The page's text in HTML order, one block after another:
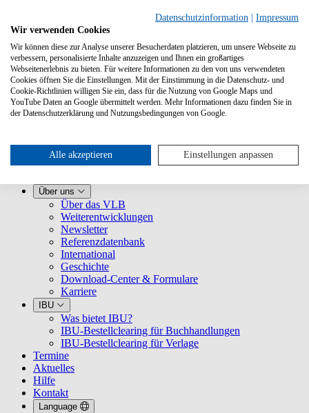
Leistungen
VLB kennenlernen
Für Selfpublisher
Für Dienstleister
Über uns
Über das VLB
Weiterentwicklungen
Newsletter
Referenzdatenbank
International
Geschichte
Download-Center & Formulare
Karriere
IBU
Was bietet IBU?
IBU-Bestellclearing für Buchhandlungen
IBU-Bestellclearing für Verlage
Termine
Aktuelles
Hilfe
Kontakt
Language
Datenschutzinformation
Impressum
Wir verwenden Cookies
Wir können diese zur Analyse unserer Besucherdaten platzieren, um unsere Webseite zu
verbessern, personalisierte Inhalte anzuzeigen und Ihnen ein großartiges
Webseitenerlebnis zu bieten. Für weitere Informationen zu den von uns verwendeten
Cookies öffnen Sie die Einstellungen. Mit der Einstimmung in die Datenschutz- und
Cookie-Richtlinien willigen Sie ein, dass für die Nutzung von Google Maps und
YouTube Daten an Google übermittelt werden. Mehr Informationen dazu finden Sie in
der Datenschutzerklärung und Nutzungsbedingungen von Google.
Alle akzeptieren Einstellungen anpassen